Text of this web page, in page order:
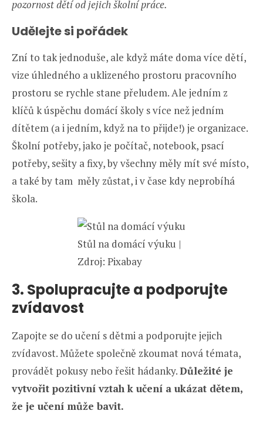
pozornost dětí od jejich školní práce.
Udělejte si pořádek
Zní to tak jednoduše, ale když máte doma více dětí,
vize úhledného a uklizeného prostoru pracovního
prostoru se rychle stane přeludem. Ale jedním z
klíčů k úspěchu domácí školy s více než jedním
dítětem (a i jedním, když na to přijde!) je organizace.
Školní potřeby, jako je počítač, notebook, psací
potřeby, sešity a fixy, by všechny měly mít své místo,
a také by tam měly zůstat, i v čase kdy neprobíhá
škola.
Stůl na domácí výuku |
Zdroj: Pixabay
3. Spolupracujte a podporujte
zvídavost
Zapojte se do učení s dětmi a podporujte jejich
zvídavost. Můžete společně zkoumat nová témata,
provádět pokusy nebo řešit hádanky.Důležité je
vytvořit pozitivní vztah k učení a ukázat dětem,
že je učení může bavit.